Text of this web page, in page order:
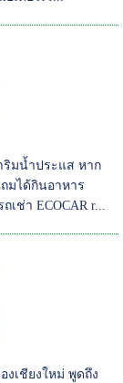
ริมน้ำประแส หาก
มได้กินอาหาร
ช่า ECOCAR r...
งเชียงใหม่ พูดถึง